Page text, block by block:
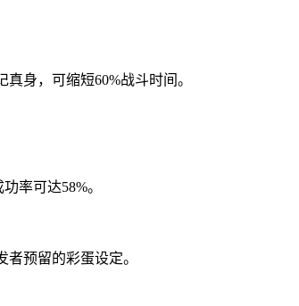
身，可缩短60%战斗时间。
率可达58%。
预留的彩蛋设定。